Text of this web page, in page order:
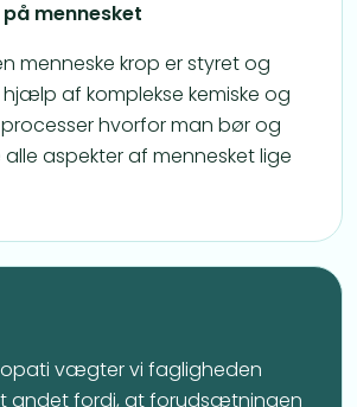
mennesket
menneske krop er styret og
af komplekse kemiske og
hvorfor man bør og
aspekter af mennesket lige
vægter vi fagligheden
andet fordi, at forudsætningen